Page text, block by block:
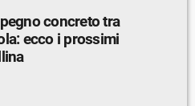
concreto tra
ecco i prossimi